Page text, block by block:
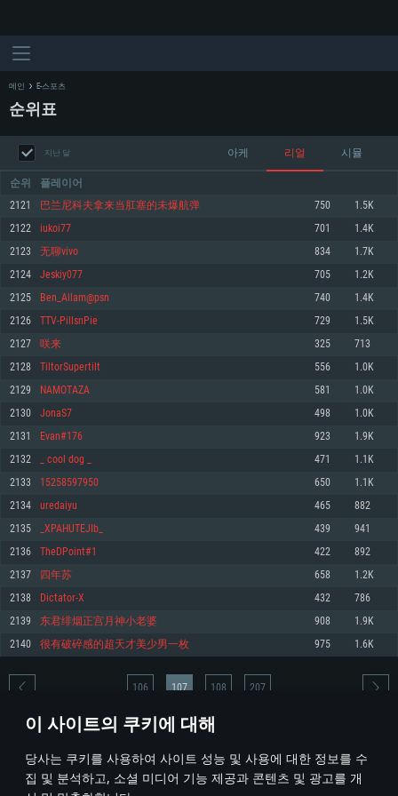
이 사이트의 쿠키에 대해
당사는 쿠키를 사용하여 사이트 성능 및 사용에 대한 정보를 수
집 및 분석하고, 소셜 미디어 기능 제공과 콘텐츠 및 광고를 개
최소사양
운영체제: Windows 10 (64 bit)
프로세서: 2.2 GHz 듀얼코어 이상
메모리: 4GB
그래픽 카드: DirectX 11 이상을 지원하는 AMD Radeon 77XX / NVIDIA
GeForce GT 660. 최소 사양 해상도: 720p
네트워크: 브로드밴드 인터넷
여유 저장 공간: 22.1 GB (최소 클라이언트)
권장 사양
570 혹은 그 이상
여유 저장 공간: 62.2 GB (전체 클라이언트)
최소사양
운영체제: Mac OS Big Sur 11.0
프로세서: 최소 2.2 GHz의 Core i5 (Intel Xeon 은 지원하지 않습니다)
메모리: 6 GB
그래픽 카드: Metal 을 지원하는 Intel Iris Pro 5200 (Mac), 혹은 이와 비슷한 성
능을 가지는 Mac 버전의 AMD/Nvidia. 최소 해상도: 720p
네트워크: 브로드밴드 인터넷
여유 저장 공간: 22.1 GB (최소 클라이언트)
권장 사양
네트워크: 브로드밴드 인터넷
여유 저장 공간: 62.2 GB (전체 클라이언트)
최소사양
운영체제: 64bit Linux 중 최신 버전
프로세서: 2.4 GHz 듀얼코어
메모리: 4 GB
그래픽 카드: Vulkan 을 지원하고, 최신 그래픽 드라이버를 지원하는 NVIDIA
660 (6개월 미만) 혹은 그와 동급의 성능을 가지며 최신 그래픽 드라이버를 지
원하는 AMD (6개월 미만; 최소사양 지원 해상도 720p)
네트워크: 브로드밴드 인터넷
여유 저장 공간: 22.1 GB (최소 클라이언트)
권장 사양
운영체제: Ubuntu 20.04 64bit
프로세서: Intel Core i7
메모리: 16 GB
그래픽 카드: Vulkan 을 지원하고, 최신 그래픽 드라이버를 지원하는 NVIDIA
1060 (6개월 미만) 혹은 그와 동급의 성능을 가지며 최신 그래픽 드라이버를
지원하는 AMD RX 570 (6개월 미만; 최소사양 지원 해상도 720p) 이상
여유 저장 공간: 62.2 GB (전체 클라이언트)
메인 E-스포츠
순위표
지난 달 아케 리얼 시뮬
순위 플레이어
2121 巴兰尼科夫拿来当肛塞的未爆航弹 750 1.5K
2122 iukoi77 701 1.4K
2123 无聊vivo 834 1.7K
2124 Jeskiy077 705 1.2K
2125 Ben_Allam@psn 740 1.4K
2126 TTV-PillsnPie 729 1.5K
2127 咲来 325 713
2128 TiltorSupertilt 556 1.0K
2129 NAMOTAZA 581 1.0K
2130 JonaS7 498 1.0K
2131 Evan#176 923 1.9K
2132 _ cool dog _ 471 1.1K
2133 15258597950 650 1.1K
2134 uredaiyu 465 882
2135 _XPAHUTEJIb_ 439 941
2136 TheDPoint#1 422 892
2137 四年苏 658 1.2K
2138 Dictator-X 432 786
2139 东君绯烟正宫月神小老婆 908 1.9K
2140 很有破碎感的超天才美少男一枚 975 1.6K
* 순위표는 매일 1회 갱신됩니다
106 107 108 207